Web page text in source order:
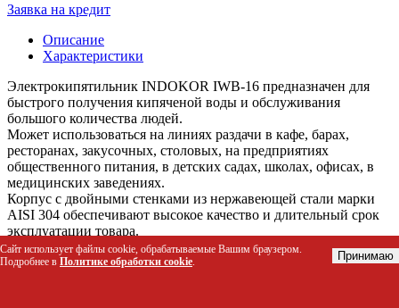
Заявка на кредит
Описание
Характеристики
Электрокипятильник INDOKOR IWB-16 предназначен для
быстрого получения кипяченой воды и обслуживания
большого количества людей.
Может использоваться на линиях раздачи в кафе, барах,
ресторанах, закусочных, столовых, на предприятиях
общественного питания, в детских садах, школах, офисах, в
медицинских заведениях.
Корпус с двойными стенками из нержавеющей стали марки
AISI 304 обеспечивают высокое качество и длительный срок
эксплуатации товара.
Сайт использует файлы cookie, обрабатываемые Вашим браузером.
Подробнее в Политике обработки cookie. Принимаю